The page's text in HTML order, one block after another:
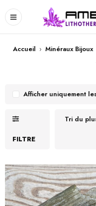
Accueil › Minéraux Bijoux
FILTRE
Tri du
Afficher uniquement